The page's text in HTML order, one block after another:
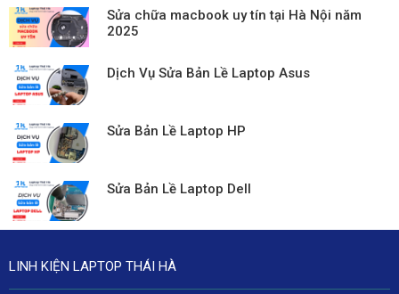
Sửa chữa macbook uy tín tại Hà Nội năm
2025
Dịch Vụ Sửa Bản Lề Laptop Asus
Sửa Bản Lề Laptop HP
Sửa Bản Lề Laptop Dell
LINH KIỆN LAPTOP THÁI HÀ